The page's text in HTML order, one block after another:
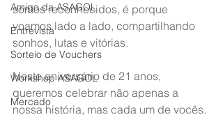
Amigo da ASAGOL
Entrevista
Sorteio de Vouchers
Workshop ASAGOL
Mercado
somos reconhecidos, é porque
voamos lado a lado, compartilhando
sonhos, lutas e vitórias.
Neste aniversário de 21 anos,
queremos celebrar não apenas a
nossa história, mas cada um de vocês.